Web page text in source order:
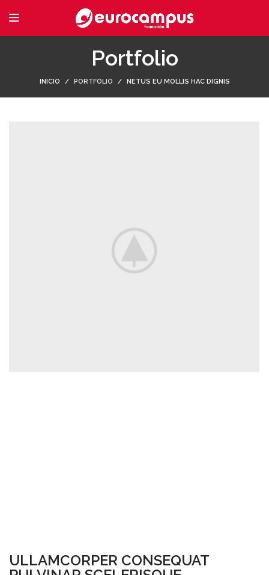
Portfolio
INICIO PORTFOLIO NETUS EU MOLLIS HAC DIGNIS
ULLAMCORPER CONSEQUAT